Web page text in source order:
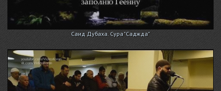
Саид Дубаха. Сура "Саджда"